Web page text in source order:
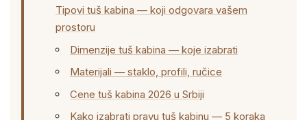
Tipovi tuš kabina — koji odgovara vašem
prostoru
Dimenzije tuš kabina — koje izabrati
Materijali — staklo, profili, ručice
Cene tuš kabina 2026 u Srbiji
Kako izabrati pravu tuš kabinu — 5 koraka